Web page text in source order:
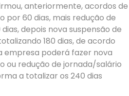
anteriormente, acordos de
por 60 dias, mais redução de
depois nova suspensão de
180 dias, de acordo
empresa poderá fazer nova
ou redução de jornada/salário
a totalizar os 240 dias